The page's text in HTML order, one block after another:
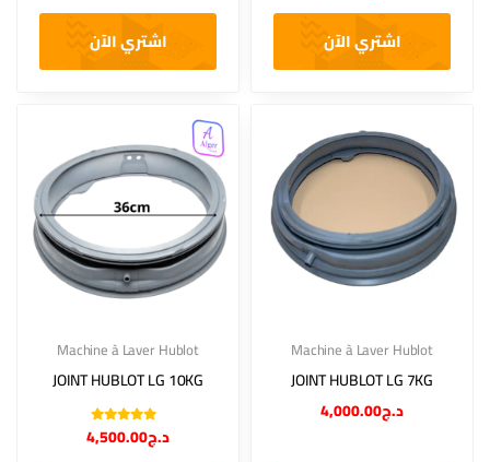
اشتري الآن
اشتري الآن
Machine à Laver Hublot
JOINT HUBLOT LG 10KG
Note5.00sur
5 د.ج4,500.00
Machine à Laver Hublot
JOINT HUBLOT LG 7KG
د.ج4,000.00